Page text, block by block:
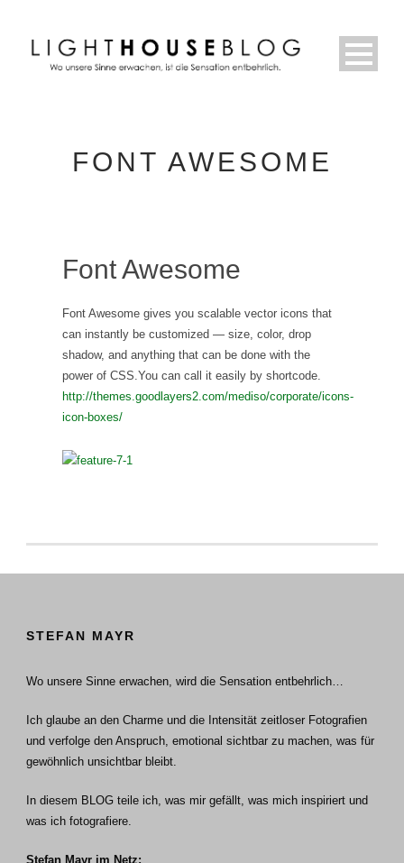
FONT AWESOME
Font Awesome
Font Awesome gives you scalable vector icons that
can instantly be customized — size, color, drop
shadow, and anything that can be done with the
power of CSS.You can call it easily by shortcode.
http://themes.goodlayers2.com/mediso/corporate/icons-
icon-boxes/
STEFAN MAYR
Wo unsere Sinne erwachen, wird die Sensation entbehrlich…
Ich glaube an den Charme und die Intensität zeitloser Fotografien
und verfolge den Anspruch, emotional sichtbar zu machen, was für
gewöhnlich unsichtbar bleibt.
In diesem BLOG teile ich, was mir gefällt, was mich inspiriert und
was ich fotografiere.
Stefan Mayr im Netz: